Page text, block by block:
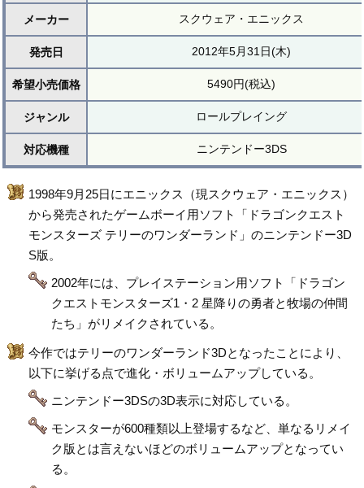
メーカー スクウェア・エニックス
発売日 2012年5月31日(木)
希望小売価格 5490円(税込)
ジャンル ロールプレイング
対応機種 ニンテンドー3DS
1998年9月25日にエニックス（現スクウェア・エニックス）
から発売されたゲームボーイ用ソフト「ドラゴンクエスト
モンスターズ テリーのワンダーランド」のニンテンドー3D
S版。
2002年には、プレイステーション用ソフト「ドラゴン
クエストモンスターズ1・2 星降りの勇者と牧場の仲間
たち」がリメイクされている。
今作ではテリーのワンダーランド3Dとなったことにより、
以下に挙げる点で進化・ボリュームアップしている。
ニンテンドー3DSの3D表示に対応している。
モンスターが600種類以上登場するなど、単なるリメイ
ク版とは言えないほどのボリュームアップとなってい
る。